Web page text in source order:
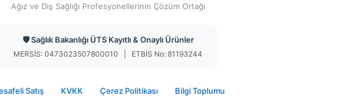
Ağız ve Diş Sağlığı Profesyonellerinin Çözüm Ortağı
🛡️ Sağlık Bakanlığı ÜTS Kayıtlı & Onaylı Ürünler
MERSİS: 0473023507800010 | ETBİS No: 81193244
Satış KVKK Çerez Politikası Bilgi Toplumu